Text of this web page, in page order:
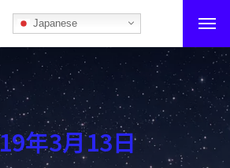
Japanese
そう！年3月13日